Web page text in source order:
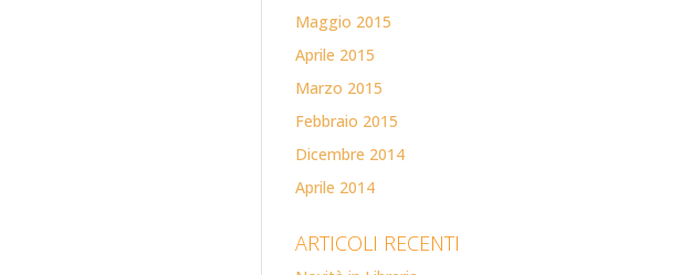
Maggio 2015
Aprile 2015
Marzo 2015
Febbraio 2015
Dicembre 2014
Aprile 2014
ARTICOLI RECENTI